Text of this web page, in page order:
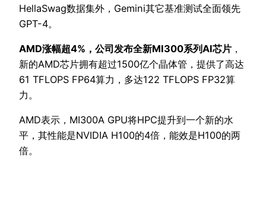
HellaSwag数据集外，Gemini其它基准测试全面领先
GPT-4。
AMD涨幅超4%，公司发布全新MI300系列AI芯片 ，
新的AMD芯片拥有超过1500亿个晶体管，提供了高达
61 TFLOPS FP64算力，多达122 TFLOPS FP32算
力。
AMD表示，MI300A GPU将HPC提升到一个新的水
平，其性能是NVIDIA H100的4倍，能效是H100的两
倍。